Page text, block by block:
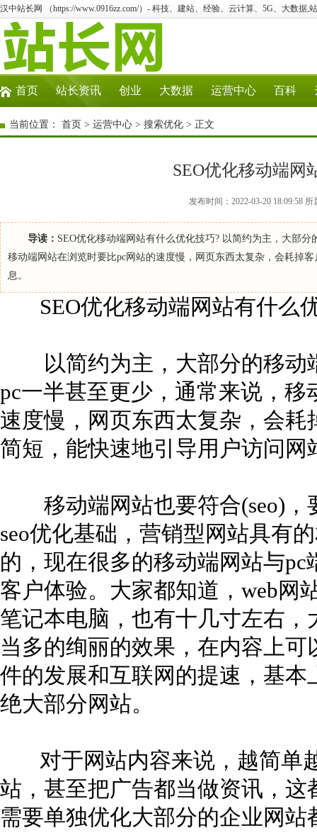
汉中站长网 （https://www.0916zz.com/）- 科技、建站、经验、云计算、5G、大数据,
首页 站长资讯 创业 大数据 运营中心 百科
当前位置： 首页 > 运营中心 > 搜索优化 > 正文
SEO优化移动端网
发布时间：2022-03-20 18:09:58
导读： SEO优化移动端网站有什么优化技巧? 以简约为主，大部
移动端网站在浏览时要比pc网站的速度慢，网页东西太复杂，会耗掉
息。
SEO优化移动端网站有什么
以简约为主，大部分的移动
pc一半甚至更少，通常来说，
速度慢，网页东西太复杂，会
简短，能快速地引导用户访问网
移动端网站也要符合(seo)，
seo优化基础，营销型网站具有
的，现在很多的移动端网站与
客户体验。大家都知道，web网
笔记本电脑，也有十几寸左右
当多的绚丽的效果，在内容上
件的发展和互联网的提速，基
绝大部分网站。
对于网站内容来说，越简单
站，甚至把广告都当做资讯，
需要单独优化大部分的企业网